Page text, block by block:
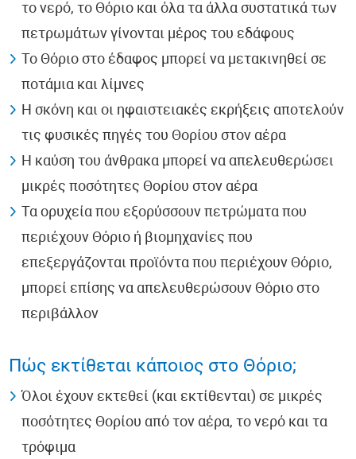
το νερό, το Θόριο και όλα τα άλλα συστατικά των
πετρωμάτων γίνονται μέρος του εδάφους
Το Θόριο στο έδαφος μπορεί να μετακινηθεί σε
ποτάμια και λίμνες
Η σκόνη και οι ηφαιστειακές εκρήξεις αποτελούν
τις φυσικές πηγές του Θορίου στον αέρα
Η καύση του άνθρακα μπορεί να απελευθερώσει
μικρές ποσότητες Θορίου στον αέρα
Τα ορυχεία που εξορύσσουν πετρώματα που
περιέχουν Θόριο ή βιομηχανίες που
επεξεργάζονται προϊόντα που περιέχουν Θόριο,
μπορεί επίσης να απελευθερώσουν Θόριο στο
περιβάλλον
Πώς εκτίθεται κάποιος στο Θόριο;
Όλοι έχουν εκτεθεί (και εκτίθενται) σε μικρές
ποσότητες Θορίου από τον αέρα, το νερό και τα
τρόφιμα